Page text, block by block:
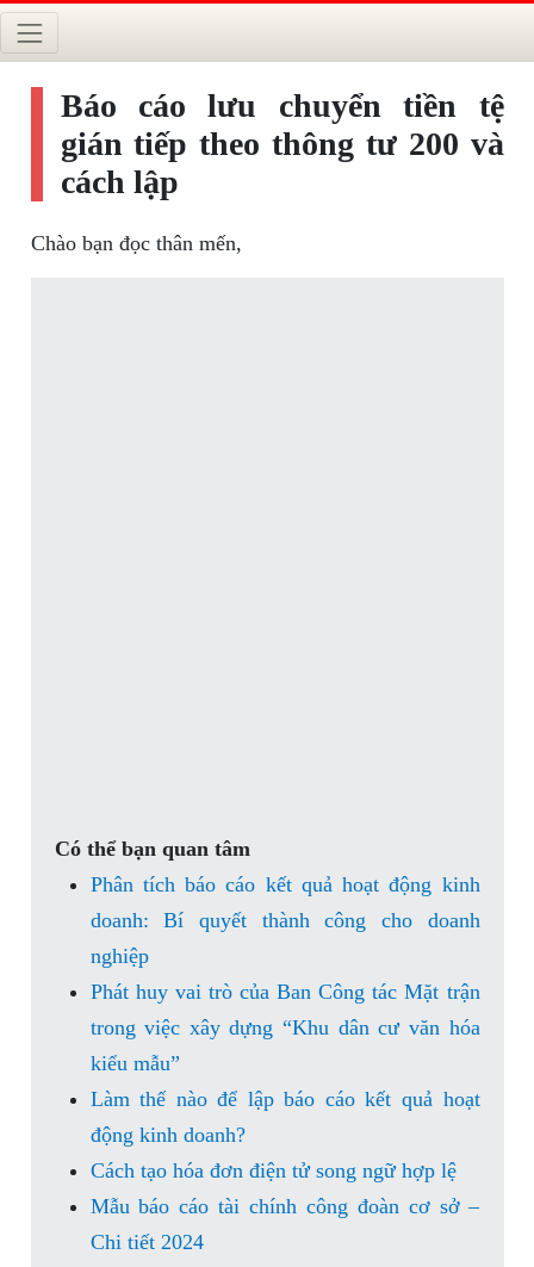
Báo cáo lưu chuyển tiền tệ
gián tiếp theo thông tư 200 và
cách lập
Chào bạn đọc thân mến,
Có thể bạn quan tâm
Phân tích báo cáo kết quả hoạt động kinh
doanh: Bí quyết thành công cho doanh
nghiệp
Phát huy vai trò của Ban Công tác Mặt trận
trong việc xây dựng “Khu dân cư văn hóa
kiểu mẫu”
Làm thế nào để lập báo cáo kết quả hoạt
động kinh doanh?
Cách tạo hóa đơn điện tử song ngữ hợp lệ
Mẫu báo cáo tài chính công đoàn cơ sở –
Chi tiết 2024